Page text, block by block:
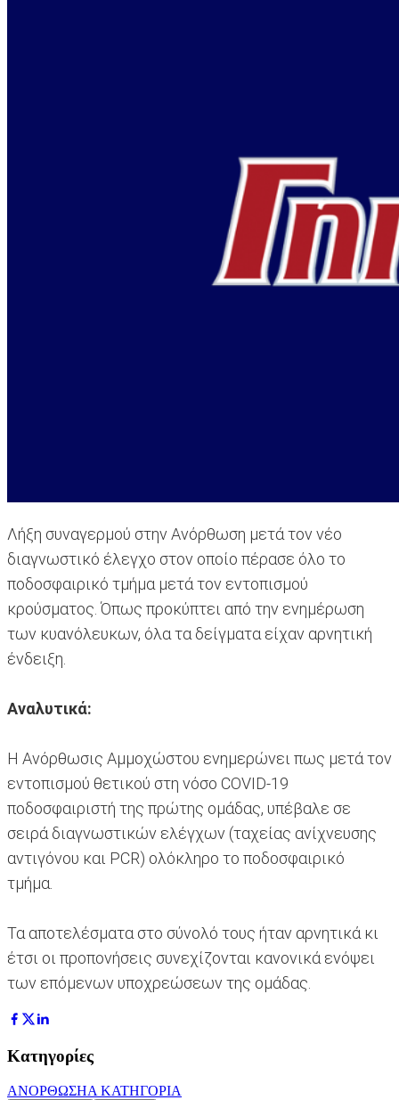
Λήξη συναγερμού στην Ανόρθωση μετά τον νέο
διαγνωστικό έλεγχο στον οποίο πέρασε όλο το
ποδοσφαιρικό τμήμα μετά τον εντοπισμού
κρούσματος. Όπως προκύπτει από την ενημέρωση
των κυανόλευκων, όλα τα δείγματα είχαν αρνητική
ένδειξη.
Αναλυτικά:
Η Ανόρθωσις Αμμοχώστου ενημερώνει πως μετά τον
εντοπισμού θετικού στη νόσο COVID-19
ποδοσφαιριστή της πρώτης ομάδας, υπέβαλε σε
σειρά διαγνωστικών ελέγχων (ταχείας ανίχνευσης
αντιγόνου και PCR) ολόκληρο το ποδοσφαιρικό
τμήμα.
Τα αποτελέσματα στο σύνολό τους ήταν αρνητικά κι
έτσι οι προπονήσεις συνεχίζονται κανονικά ενόψει
των επόμενων υποχρεώσεων της ομάδας.
Κατηγορίες
ΑΝΟΡΘΩΣΗΑ ΚΑΤΗΓΟΡΙΑ